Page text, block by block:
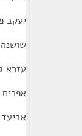
יעקב
עזרא